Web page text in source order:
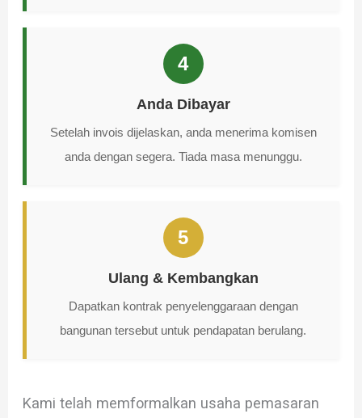
4
Anda Dibayar
Setelah invois dijelaskan, anda menerima komisen
anda dengan segera. Tiada masa menunggu.
5
Ulang & Kembangkan
Dapatkan kontrak penyelenggaraan dengan
bangunan tersebut untuk pendapatan berulang.
Kami telah memformalkan usaha pemasaran